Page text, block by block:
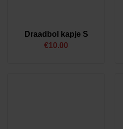
Draadbol kapje S
€10.00